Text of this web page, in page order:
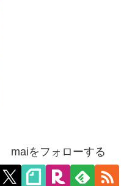
maiをフォローする